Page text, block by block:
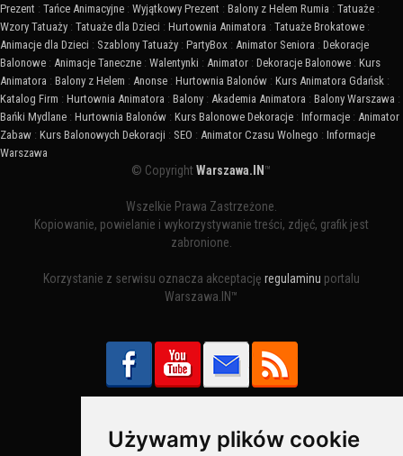
Używamy plików cookie
Prezent : Tańce Animacyjne : Wyjątkowy Prezent : Balony z Helem Rumia : Tatuaże :
Wzory Tatuaży : Tatuaże dla Dzieci : Hurtownia Animatora : Tatuaże Brokatowe :
Animacje dla Dzieci : Szablony Tatuaży : PartyBox : Animator Seniora : Dekoracje
Balonowe : Animacje Taneczne : Walentynki : Animator : Dekoracje Balonowe : Kurs
Animatora : Balony z Helem : Anonse : Hurtownia Balonów : Kurs Animatora Gdańsk :
Katalog Firm : Hurtownia Animatora : Balony : Akademia Animatora : Balony Warszawa :
Bańki Mydlane : Hurtownia Balonów : Kurs Balonowe Dekoracje : Informacje : Animator
Zabaw : Kurs Balonowych Dekoracji : SEO : Animator Czasu Wolnego : Informacje
Warszawa
© CopyrightWarszawa.IN ™
Wszelkie Prawa Zastrzeżone.
Kopiowanie, powielanie i wykorzystywanie treści, zdjęć, grafik jest
zabronione.
Korzystanie z serwisu oznacza akceptację regulaminu portalu
Warszawa.IN™
Bezpieczne Płatności obsługuje: